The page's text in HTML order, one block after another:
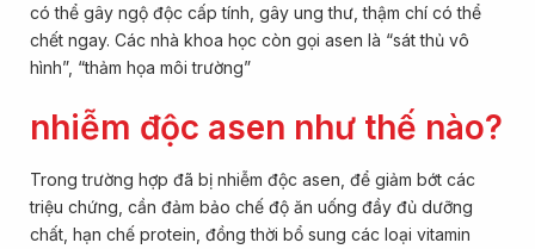
có thể gây ngộ độc cấp tính, gây ung thư, thậm chí có thể
chết ngay. Các nhà khoa học còn gọi asen là “sát thủ vô
hình”, “thảm họa môi trường”
nhiễm độc asen như thế nào?
Trong trường hợp đã bị nhiễm độc asen, để giảm bớt các
triệu chứng, cần đảm bảo chế độ ăn uống đầy đủ dưỡng
chất, hạn chế protein, đồng thời bổ sung các loại vitamin